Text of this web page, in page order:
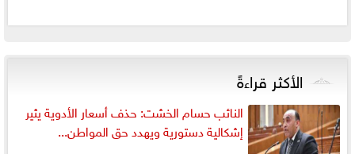
الأكثر قراءةً
النائب حسام الخشت: حذف أسعار الأدوية يثير
إشكالية دستورية ويهدد حق المواطن...